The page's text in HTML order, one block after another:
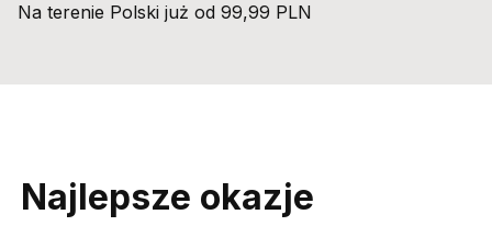
Na terenie Polski już od 99,99 PLN
Najlepsze okazje